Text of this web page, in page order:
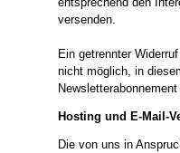
versenden.
Ein getrennter
nicht möglich, in
Hosting und E-Mail-
Die von uns in